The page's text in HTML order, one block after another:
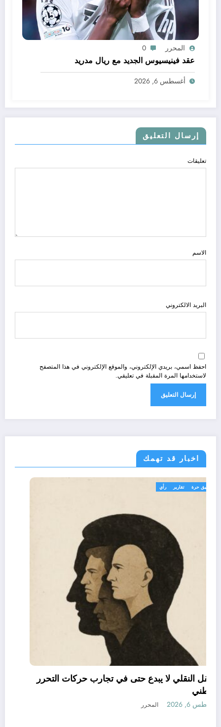
المحرر 0
عقد فينيسيوس الجديد مع ريال مدريد
أغسطس 6, 2026
إرسال التعليق
تعليقات
الاسم
البريد الالكتروني
احفظ اسمي، بريدي الإلكتروني، والموقع الإلكتروني في هذا المتصفح
لاستخدامها المرة المقبلة في تعليقي.
اخبار قد تهمك
تعاليق حرة تقارير
العقل النقلي لا يبدع حتى في تجارب حركات التحرر
الوطني
أغسطس 6, 2026 المحرر